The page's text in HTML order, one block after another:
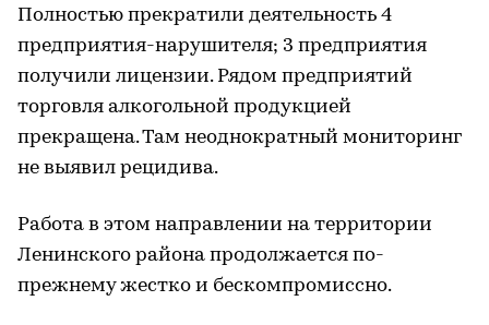
Полностью прекратили деятельность 4
предприятия-нарушителя; 3 предприятия
получили лицензии. Рядом предприятий
торговля алкогольной продукцией
прекращена. Там неоднократный мониторинг
не выявил рецидива.
Работа в этом направлении на территории
Ленинского района продолжается по-
прежнему жестко и бескомпромиссно.